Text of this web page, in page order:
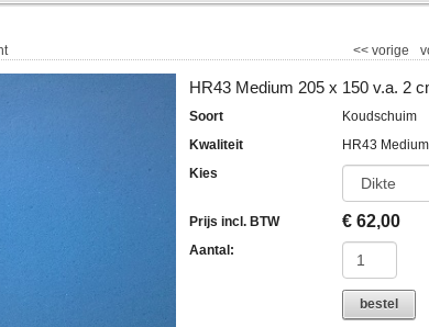
<<vorige
HR43 Medium 205 x 150 v.a. 2
Soort
Koudschuim
Kwaliteit
HR43 Medium
Kies
Prijs incl. BTW € 62,00
Aantal:
bestel